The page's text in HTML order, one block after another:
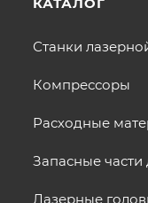
Станки
Компрессоры
Расходные
Запасные
Лазерные